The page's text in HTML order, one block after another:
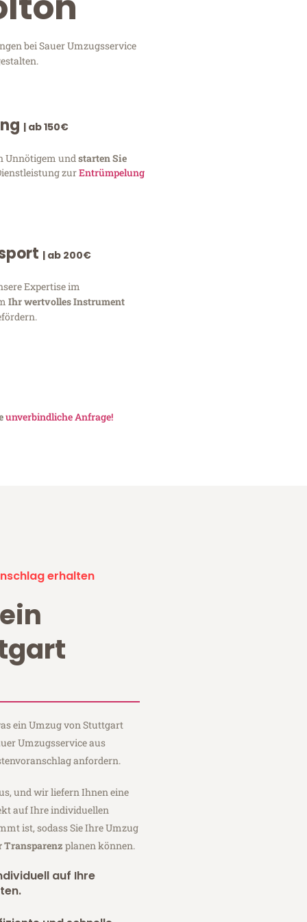
bei Sauer Umzugsservice
| ab 150€
Unnötigem und starten Sie
zurEntrümpelung
| ab 200€
Expertise im
Ihr wertvolles Instrument
unverbindliche Anfrage!
erhalten
ein Umzug von Stuttgart
Umzugsservice aus
anfordern.
und wir liefern Ihnen eine
auf Ihre individuellen
ist, sodass Sie Ihre Umzug
Transparenz planen können.
auf Ihre